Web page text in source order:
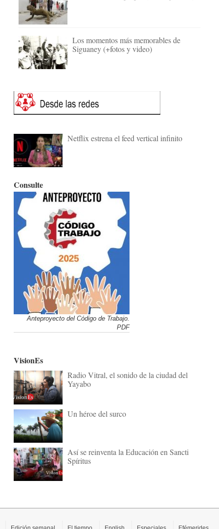
Los momentos más memorables de
Siguaney (+fotos y video)
Netflix estrena el feed vertical infinito
Consulte
Anteproyecto del Código de Trabajo.
PDF
VisionEs
Radio Vitral, el sonido de la ciudad del
Yayabo
Un héroe del surco
Así se reinventa la Educación en Sancti
Spíritus